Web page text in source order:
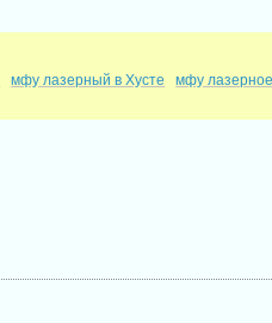
мфу лазерный в Хусте мфу